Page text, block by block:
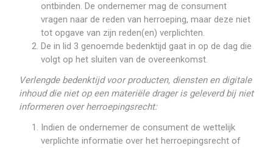
ontbinden. De ondernemer mag de consument
vragen naar de reden van herroeping, maar deze niet
tot opgave van zijn reden(en) verplichten.
De in lid 3 genoemde bedenktijd gaat in op de dag die
volgt op het sluiten van de overeenkomst.
Verlengde bedenktijd voor producten, diensten en digitale
inhoud die niet op een materiële drager is geleverd bij niet
informeren over herroepingsrecht:
Indien de ondernemer de consument de wettelijk
verplichte informatie over het herroepingsrecht of